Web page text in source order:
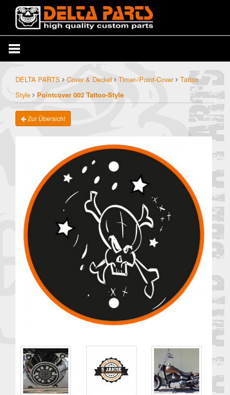
DELTA PARTS Cover & Deckel Timer-/Point-Cover
Tattoo
Style
Pointcover 002 Tattoo-Style
Zur Übersicht